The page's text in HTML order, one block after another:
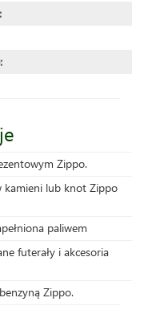
Zippo.
kamieni lub knot Zippo
paliwem
futerały i akcesoria
Zippo.